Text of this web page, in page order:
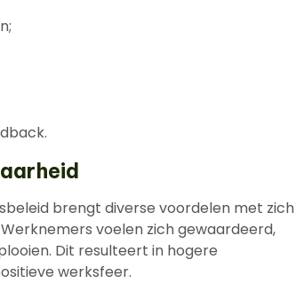
brengt diverse voordelen met zich
voelen zich gewaardeerd,
Dit resulteert in hogere
werksfeer.